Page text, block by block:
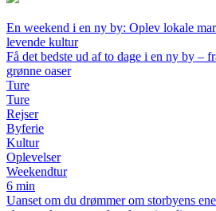
En weekend i en ny by: Oplev lokale
levende kultur
Få det bedste ud af to dage i en ny by –
grønne oaser
Ture
Ture
Rejser
Byferie
Kultur
Oplevelser
Weekendtur
6 min
Uanset om du drømmer om storbyens